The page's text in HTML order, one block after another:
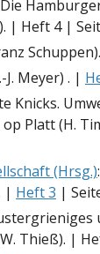
| Heft 4 |
Meyer) . |
Knicks.
Platt (H.
(Hrsg.)
| Heft 3 |
Thieß). |